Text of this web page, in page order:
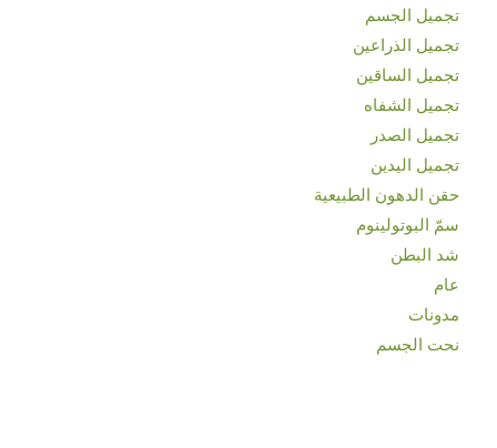
تجميل الجسم
تجميل الذراعين
تجميل الساقين
تجميل الشفاه
تجميل الصدر
تجميل اليدين
حقن الدهون الطبيعية
سمّ البوتولينوم
شد البطن
عام
مدونات
نحت الجسم